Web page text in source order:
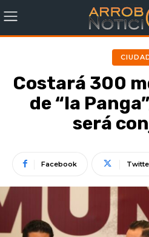
Costará 300
de “la
será
Facebook